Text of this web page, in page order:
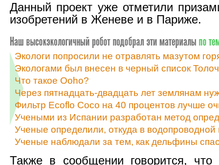
Данный проект уже отметили
изобретений в Женеве и в Париже.
Экологи попросили не отравлять мазутом
Экологами был внесен в черный список
Что такое Ooho?
Через пятнадцать-двадцать лет землянам
Фильтр Ecoflo Coco на 40 процентов лучше
Учеными из Испании разработан метод
Ученые определили, откуда в
Ученые наблюдали за тем, как дельфины
Также в сообщении говорится, что